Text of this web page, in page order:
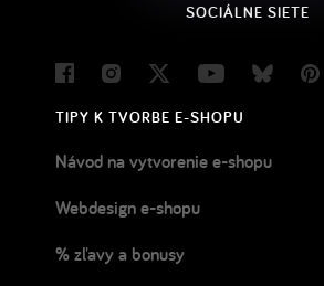
SOCIÁLNE SIETE
FacebookInstagram
Twitter Youtube
TIPY K TVORBE E-SHOPU
Návod na vytvorenie e-shopu
Webdesign e-shopu
% zľavy a bonusy